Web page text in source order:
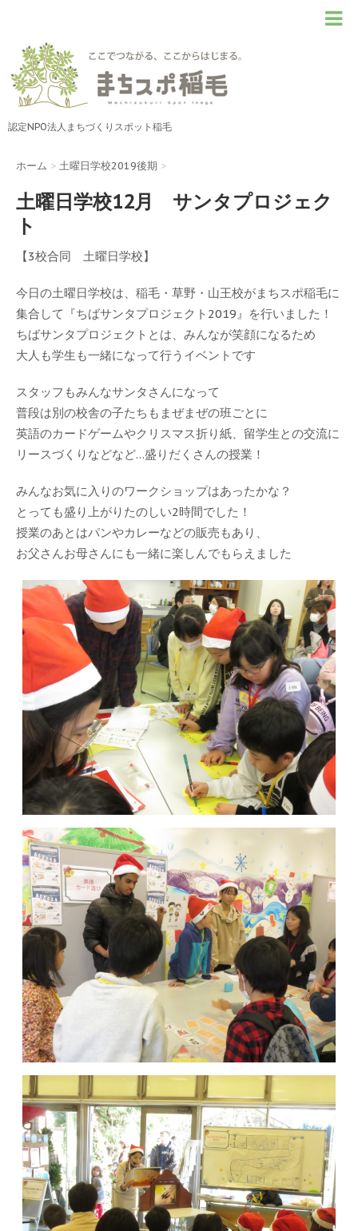
認定NPO法人まちづくりスポット稲毛
ホーム > 土曜日学校2019後期 >
土曜日学校12月 サンタプロジェク
ト
【3校合同 土曜日学校】
今日の土曜日学校は、稲毛・草野・山王校がまちスポ稲毛に
集合して『ちばサンタプロジェクト2019』を行いました！
ちばサンタプロジェクトとは、みんなが笑顔になるため
大人も学生も一緒になって行うイベントです
スタッフもみんなサンタさんになって
普段は別の校舎の子たちもまぜまぜの班ごとに
英語のカードゲームやクリスマス折り紙、留学生との交流に
リースづくりなどなど…盛りだくさんの授業！
みんなお気に入りのワークショップはあったかな？
とっても盛り上がりたのしい2時間でした！
授業のあとはパンやカレーなどの販売もあり、
お父さんお母さんにも一緒に楽しんでもらえました